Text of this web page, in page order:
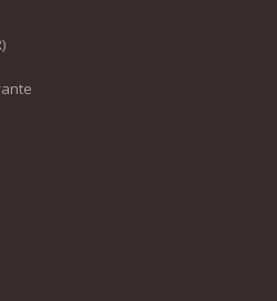
notre visibilité et
au sein d'un
continuant à vous
de notre expertise.